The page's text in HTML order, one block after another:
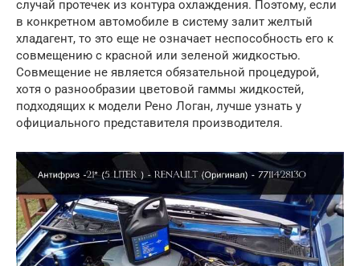
случай протечек из контура охлаждения. Поэтому, если
в конкретном автомобиле в систему залит желтый
хладагент, то это еще не означает неспособность его к
совмещению с красной или зеленой жидкостью.
Совмещение не является обязательной процедурой,
хотя о разнообразии цветовой гаммы жидкостей,
подходящих к модели Рено Логан, лучше узнать у
официального представителя производителя.